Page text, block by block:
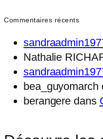
Commentaires récents
Nathalie
bea_guyomarch
berangere dans